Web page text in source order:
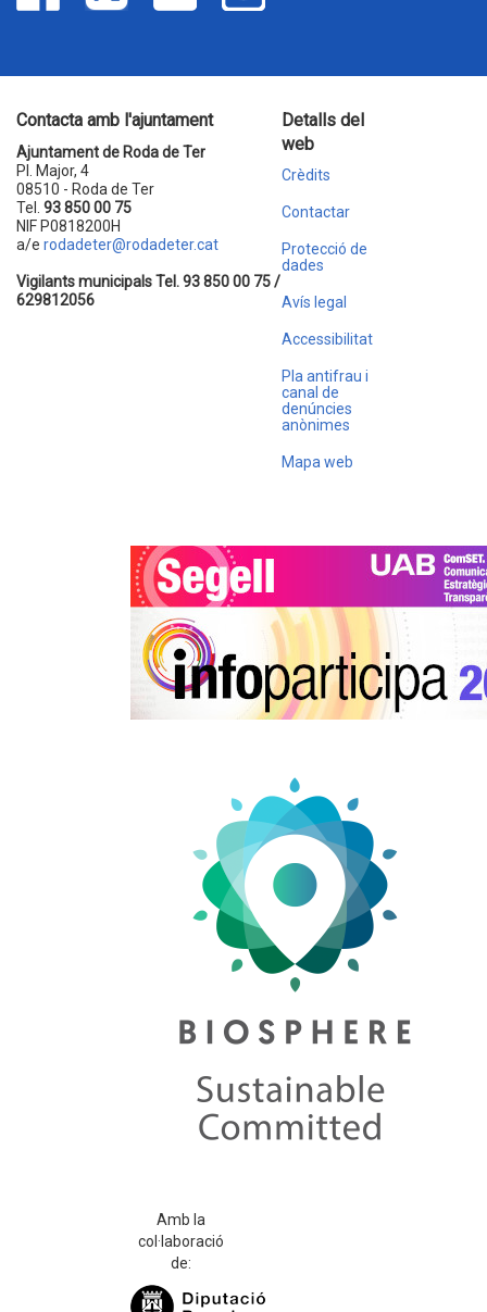
Contacta amb l'ajuntament
Ajuntament de Roda de Ter
Pl. Major, 4
08510 - Roda de Ter
Tel. 93 850 00 75
NIF P0818200H
a/e rodadeter@rodadeter.cat
Vigilants municipals Tel. 93 850 00 75 /
629812056
Detalls del
web
Crèdits
Contactar
Protecció de
dades
Avís legal
Accessibilitat
Pla antifrau i
canal de
denúncies
anònimes
Mapa web
Amb la
col·laboració
de: